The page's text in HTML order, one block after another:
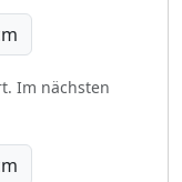
Im nächsten